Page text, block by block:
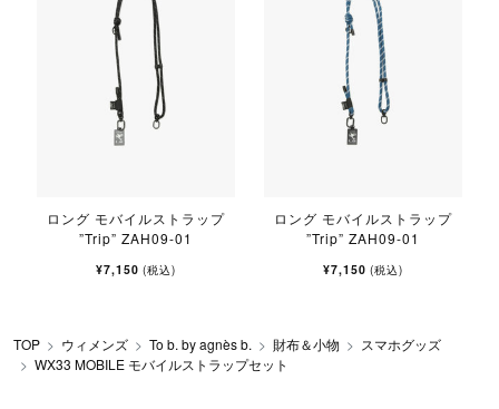
ロング モバイルストラップ
”Trip” ZAH09-01
¥7,150(税込)
ロング モバイルストラップ
”Trip” ZAH09-01
¥7,150(税込)
TOP ウィメンズ To b. by agnès b. 財布＆小物
スマホグッズ
WX33 MOBILE モバイルストラップセット